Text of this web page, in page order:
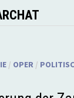
/ OPER /